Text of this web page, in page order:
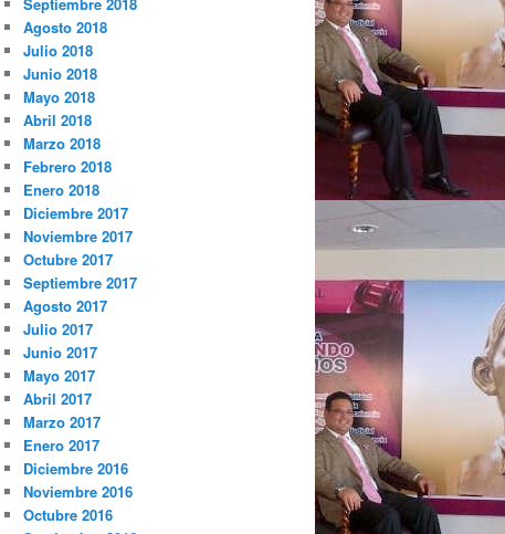
Agosto 2018
Julio 2018
Junio 2018
Mayo 2018
Abril 2018
Marzo 2018
Febrero 2018
Enero 2018
Diciembre 2017
Noviembre 2017
Octubre 2017
Septiembre 2017
Agosto 2017
Julio 2017
Junio 2017
Mayo 2017
Abril 2017
Marzo 2017
Enero 2017
Diciembre 2016
Noviembre 2016
Octubre 2016